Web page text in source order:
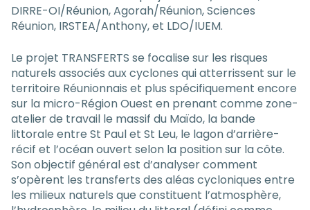
DIRRE-OI/Réunion, Agorah/Réunion, Sciences
Réunion, IRSTEA/Anthony, et LDO/IUEM.
Le projet TRANSFERTS se focalise sur les risques
naturels associés aux cyclones qui atterrissent sur le
territoire Réunionnais et plus spécifiquement encore
sur la micro-Région Ouest en prenant comme zone-
atelier de travail le massif du Maïdo, la bande
littorale entre St Paul et St Leu, le lagon d’arrière-
récif et l’océan ouvert selon la position sur la côte.
Son objectif général est d’analyser comment
s’opèrent les transferts des aléas cycloniques entre
les milieux naturels que constituent l’atmosphère,